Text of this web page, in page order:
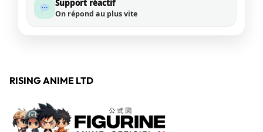
Support réactif
On répond au plus vite
RISING ANIME LTD